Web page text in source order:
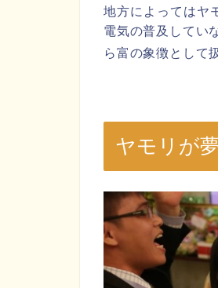
地方によってはヤ
電気の普及してい
ら富の象徴として
ヤモリが